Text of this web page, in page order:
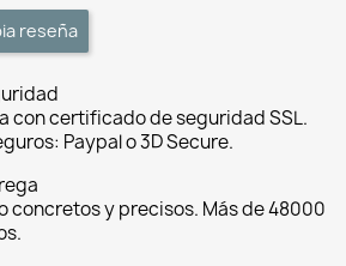
reseña
con certificado de seguridad SSL.
Paypal o 3D Secure.
concretos y precisos. Más de 48000